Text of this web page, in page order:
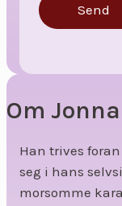
Send
Om
Han trives
seg i hans
morsomme